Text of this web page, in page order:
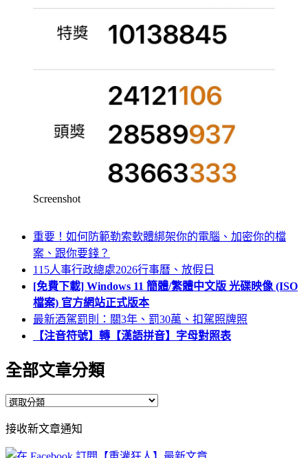
Screenshot
重要！如何防範勒索軟體綁架你的電腦、加密你的檔
案、跟你要錢？
115人事行政總處2026行事曆、放假日
[免費下載] Windows 11 簡體/繁體中文版 光碟映像 (ISO
檔案) 官方網站正式版本
最新酒駕罰則：關3年、罰30萬、扣駕照牌照
【注音符號】轉【漢語拼音】字母對照表
全部文章分類
全
文
章
接收新文章通知